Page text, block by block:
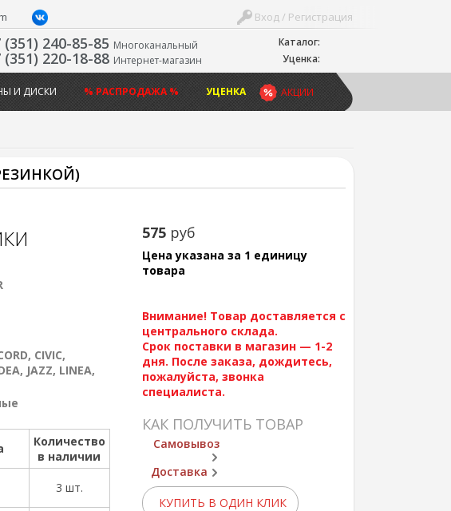
Каталог:
Уценка:
Вход / Регистрация
(351) 240-85-85 Многоканальный
(351) 220-18-88 Интернет-магазин
АКЦИИ
И ДИСКИ % РАСПРОДАЖА % УЦЕНКА
575 руб
Цена указана за 1 единицу
товара
Внимание! Товар доставляется с
центрального склада.
Срок поставки в магазин — 1-2
дня. После заказа, дождитесь,
пожалуйста, звонка
специалиста.
КАК ПОЛУЧИТЬ ТОВАР
Самовывоз
Доставка
КУПИТЬ В ОДИН КЛИК
CIVIC,
JAZZ, LINEA,
Количество
в наличии
3 шт.